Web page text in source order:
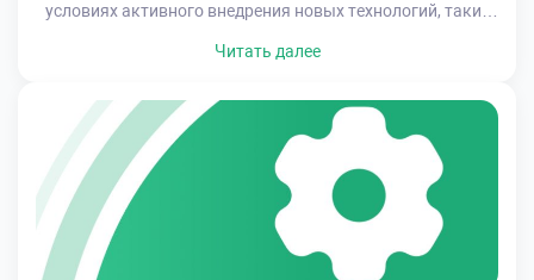
условиях активного внедрения новых технологий, таких
облачные сервисы. Эти направления требуют не только
поддержки и защиты от угроз. Специалисты, способные
работать на стыке аппаратной и программной
составляющих, […]
Читать далее